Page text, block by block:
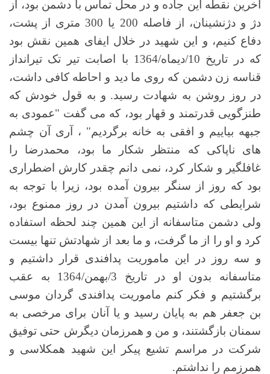
آخرین نقطه این جاده و در محل تماس با دشمن بود، از
دژ و دژنشینان، از فاصله 200 یا 300 متری از پشت،
دفاع کنیم، و این شهید در خلال ایفای همین نقش بود
که در تاریخ 10/دیماه/1364 با اصابت تیر تک تیرانداز
قناسه زن دشمن که روی ما دید و احاطه کافی داشت،
در روز روشن به شهادت رسید. و به قول خودش که
طنزگویی قدرتمند و قهار بود، که می گفت "عمودی به
جبهه بیاییم و افقی به خانه برگردیم" ، آری آن چشم
های ناپاکی که منتظر شکار ما بود، محمدرضا را
غافلگیر و شکار کرد، نمی دانم چقدر کارش اضطراری
بود که روز از سنگر بیرون آمده بود، زیرا با توجه به
شرایطی که داشتیم بیرون آمدن در روز ممنوع بود،
ولی دشمن متاسفانه از این همین چند لحظه استفاده
کرد و او را از ما گرفت، و ما بعد از شهادتش تنها بیست
و سه روز در این ماموریت پدافندی قرار داشتیم و
متاسفانه بدون او در تاریخ 3/بهمن/1364 به عقب
برگشتیم و فکر کنم ماموریت پدافندی گردان موسی
بن جعفر هم به پایان رسید و یا آنان برای مرخصی به
سمنان بازگشتند، و من و همرزمان دیگرش حتی توفیق
شرکت در مراسم تشیع پیکر این شهید همکلاسی و
همرزمم را نداشتم.